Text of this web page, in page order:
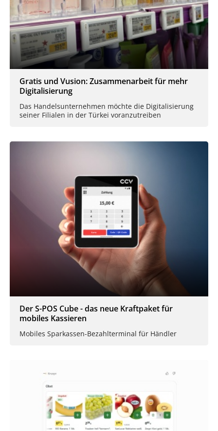
Gratis und Vusion: Zusammenarbeit für mehr
Digitalisierung
Das Handelsunternehmen möchte die Digitalisierung
seiner Filialen in der Türkei voranzutreiben
Der S-POS Cube - das neue Kraftpaket für
mobiles Kassieren
Mobiles Sparkassen-Bezahlterminal für Händler